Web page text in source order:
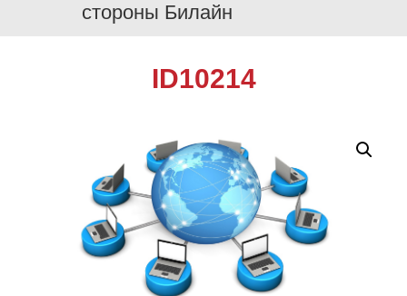
стороны Билайн
ID10214